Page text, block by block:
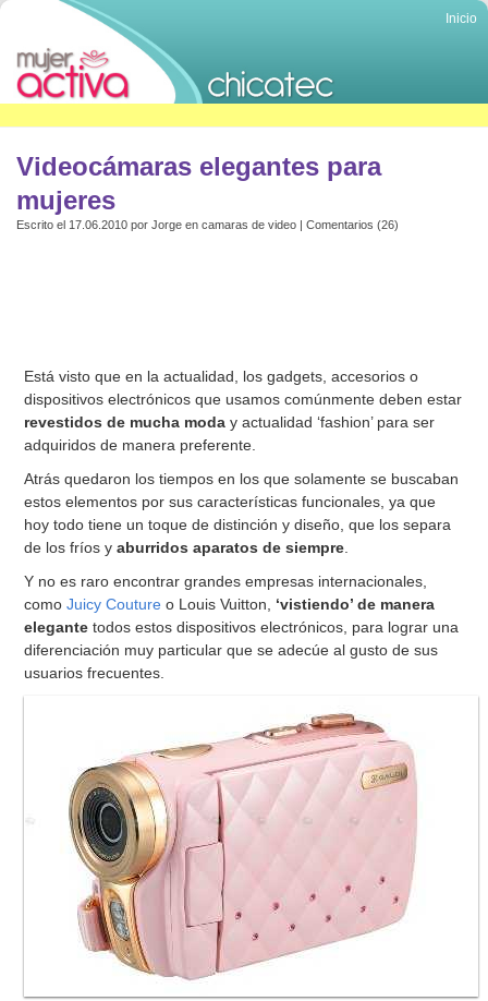
Inicio
Videocámaras elegantes para
mujeres
Escrito el 17.06.2010 por Jorge en camaras de video | Comentarios (26)
Está visto que en la actualidad, los gadgets, accesorios o
dispositivos electrónicos que usamos comúnmente deben estar
revestidos de mucha moda y actualidad ‘fashion’ para ser
adquiridos de manera preferente.
Atrás quedaron los tiempos en los que solamente se buscaban
estos elementos por sus características funcionales, ya que
hoy todo tiene un toque de distinción y diseño, que los separa
de los fríos yaburridos aparatos de siempre
Y no es raro encontrar grandes empresas internacionales,
comoJuicy Couture o Louis Vuitton, ‘vistiendo’ de manera
elegantetodos estos dispositivos electrónicos, para lograr una
diferenciación muy particular que se adecúe al gusto de sus
usuarios frecuentes.